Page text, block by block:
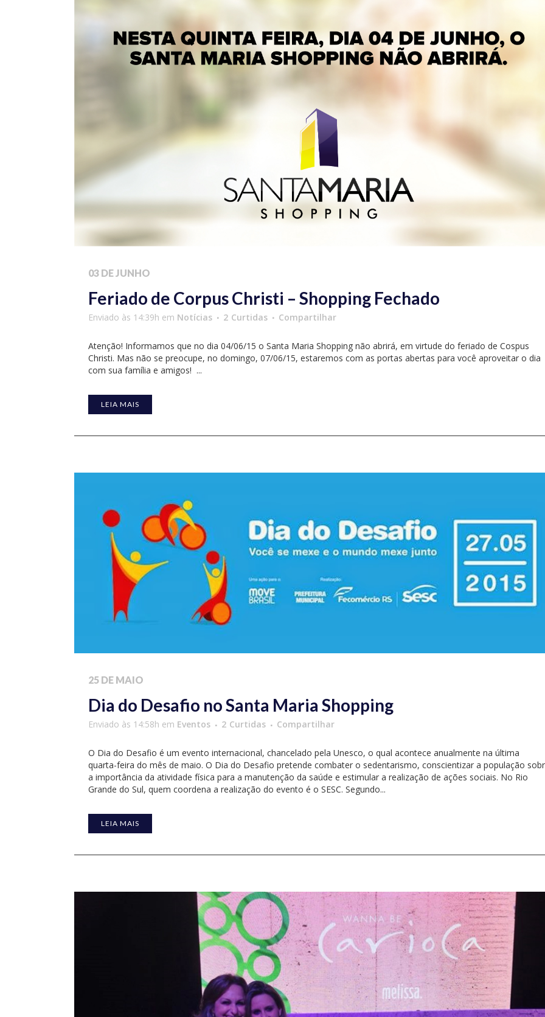
03 DE JUNHO
Feriado de Corpus Christi – Shopping Fechado
Enviado às 14:39h em Notícias 2 Curtidas Compartilhar
Atenção! Informamos que no dia 04/06/15 o Santa Maria Shopping não abrirá, em virtude do feriado de Cospus
Christi. Mas não se preocupe, no domingo, 07/06/15, estaremos com as portas abertas para você aproveitar o dia
com sua família e amigos! ...
LEIA MAIS
25 DE MAIO
Dia do Desafio no Santa Maria Shopping
Enviado às 14:58h em Eventos 2 Curtidas Compartilhar
O Dia do Desafio é um evento internacional, chancelado pela Unesco, o qual acontece anualmente na última
quarta-feira do mês de maio. O Dia do Desafio pretende combater o sedentarismo, conscientizar a população
a importância da atividade física para a manutenção da saúde e estimular a realização de ações sociais. No Rio
Grande do Sul, quem coordena a realização do evento é o SESC. Segundo...
LEIA MAIS